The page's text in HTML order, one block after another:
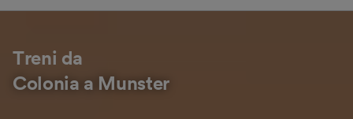
Treni da
Colonia a Munster